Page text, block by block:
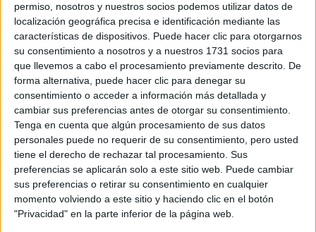
permiso, nosotros y nuestros socios podemos utilizar datos de
localización geográfica precisa e identificación mediante las
características de dispositivos. Puede hacer clic para otorgarnos
su consentimiento a nosotros y a nuestros 1731 socios para
que llevemos a cabo el procesamiento previamente descrito. De
forma alternativa, puede hacer clic para denegar su
consentimiento o acceder a información más detallada y
cambiar sus preferencias antes de otorgar su consentimiento.
Tenga en cuenta que algún procesamiento de sus datos
personales puede no requerir de su consentimiento, pero usted
tiene el derecho de rechazar tal procesamiento. Sus
preferencias se aplicarán solo a este sitio web. Puede cambiar
sus preferencias o retirar su consentimiento en cualquier
momento volviendo a este sitio y haciendo clic en el botón
"Privacidad" en la parte inferior de la página web.
Escribe aquí las dudas o preguntas que te gustaría que te
respondieran: plazos de preinscripción, precios, plazas
disponibles…:
Acepto lostérminos y condicionesy lapolítica de
privacidad :*
Información básica sobre protección de datos
Responsable:Compás Mediterráneo SL (Editora de la